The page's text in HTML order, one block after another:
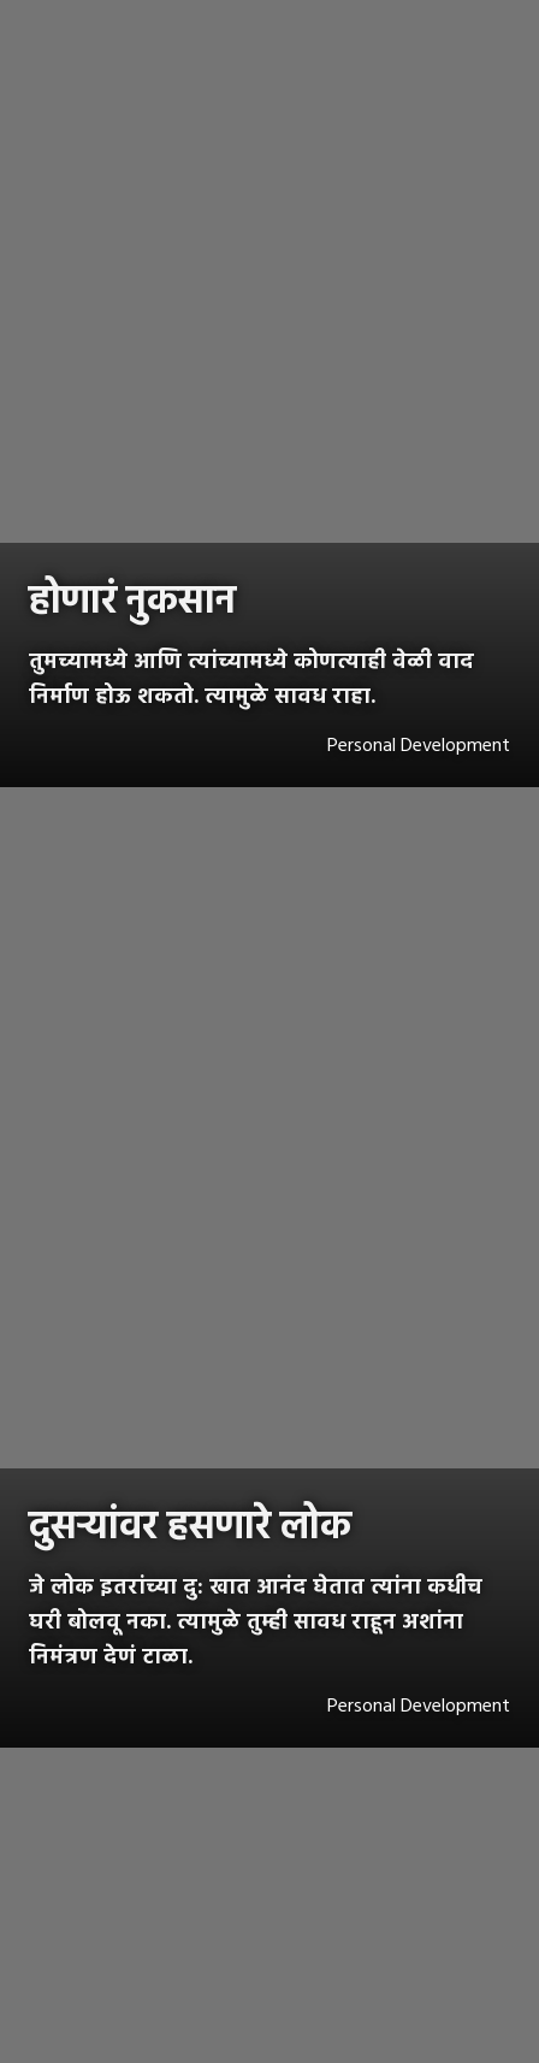
होणारं नुकसान
तुमच्यामध्ये आणि त्यांच्यामध्ये कोणत्याही वेळी वाद
निर्माण होऊ शकतो. त्यामुळे सावध राहा.
Personal Development
दुसऱ्यांवर हसणारे लोक
जे लोक इतरांच्या दु: खात आनंद घेतात त्यांना कधीच
घरी बोलवू नका. त्यामुळे तुम्ही सावध राहून अशांना
निमंत्रण देणं टाळा.
Personal Development